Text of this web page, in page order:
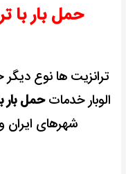
حمل بار با
ترانزیت ها نوع دیگر
الوبار خدماتحمل بار
شهرهای ایران